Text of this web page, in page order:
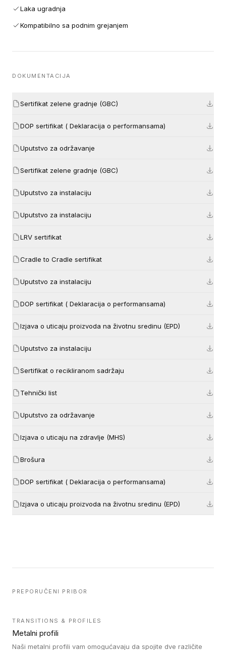
Laka ugradnja
Kompatibilno sa podnim grejanjem
DOKUMENTACIJA
Sertifikat zelene gradnje (GBC)
DOP sertifikat ( Deklaracija o performansama)
Uputstvo za održavanje
Sertifikat zelene gradnje (GBC)
Uputstvo za instalaciju
Uputstvo za instalaciju
LRV sertifikat
Cradle to Cradle sertifikat
Uputstvo za instalaciju
DOP sertifikat ( Deklaracija o performansama)
Izjava o uticaju proizvoda na životnu sredinu (EPD)
Uputstvo za instalaciju
Sertifikat o recikliranom sadržaju
Tehnički list
Uputstvo za održavanje
Izjava o uticaju na zdravlje (MHS)
Brošura
DOP sertifikat ( Deklaracija o performansama)
Izjava o uticaju proizvoda na životnu sredinu (EPD)
PREPORUČENI PRIBOR
TRANSITIONS & PROFILES
Metalni profili
Naši metalni profili vam omogućavaju da spojite dve različite